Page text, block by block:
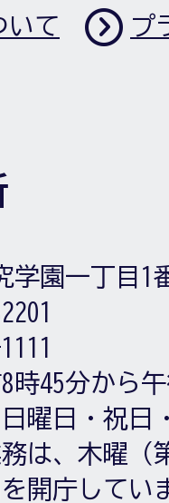
いて プ
学園一丁目1
時45分から
曜日・祝日
は、木曜（
開庁してい